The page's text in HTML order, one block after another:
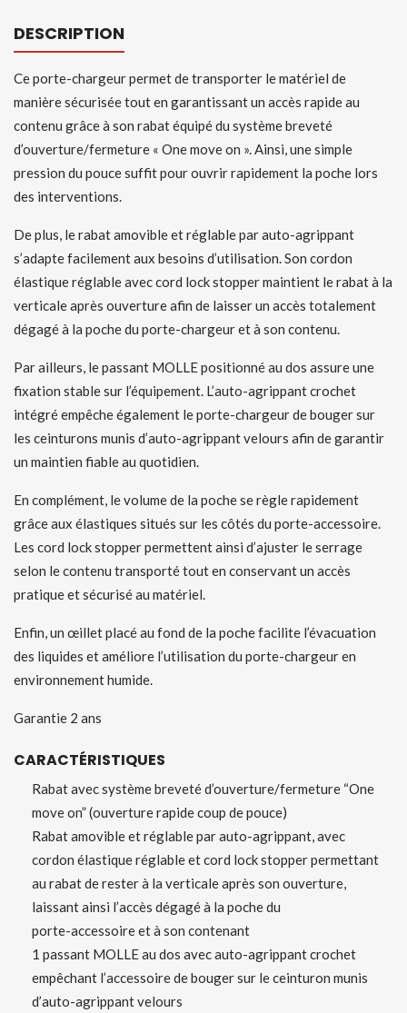
DESCRIPTION
Ce porte-chargeur permet de transporter le matériel de
manière sécurisée tout en garantissant un accès rapide au
contenu grâce à son rabat équipé du système breveté
d’ouverture/fermeture « One move on ». Ainsi, une simple
pression du pouce suffit pour ouvrir rapidement la poche lors
des interventions.
De plus, le rabat amovible et réglable par auto-agrippant
s’adapte facilement aux besoins d’utilisation. Son cordon
élastique réglable avec cord lock stopper maintient le rabat à la
verticale après ouverture afin de laisser un accès totalement
dégagé à la poche du porte-chargeur et à son contenu.
Par ailleurs, le passant MOLLE positionné au dos assure une
fixation stable sur l’équipement. L’auto-agrippant crochet
intégré empêche également le porte-chargeur de bouger sur
les ceinturons munis d’auto-agrippant velours afin de garantir
un maintien fiable au quotidien.
En complément, le volume de la poche se règle rapidement
grâce aux élastiques situés sur les côtés du porte-accessoire.
Les cord lock stopper permettent ainsi d’ajuster le serrage
selon le contenu transporté tout en conservant un accès
pratique et sécurisé au matériel.
Enfin, un œillet placé au fond de la poche facilite l’évacuation
des liquides et améliore l’utilisation du porte-chargeur en
environnement humide.
Garantie 2 ans
CARACTÉRISTIQUES
Rabat avec système breveté d’ouverture/fermeture “One
move on” (ouverture rapide coup de pouce)
Rabat amovible et réglable par auto-agrippant, avec
cordon élastique réglable et cord lock stopper permettant
au rabat de rester à la verticale après son ouverture,
laissant ainsi l’accès dégagé à la poche du
porte-accessoire et à son contenant
1 passant MOLLE au dos avec auto-agrippant crochet
empêchant l’accessoire de bouger sur le ceinturon munis
d’auto-agrippant velours